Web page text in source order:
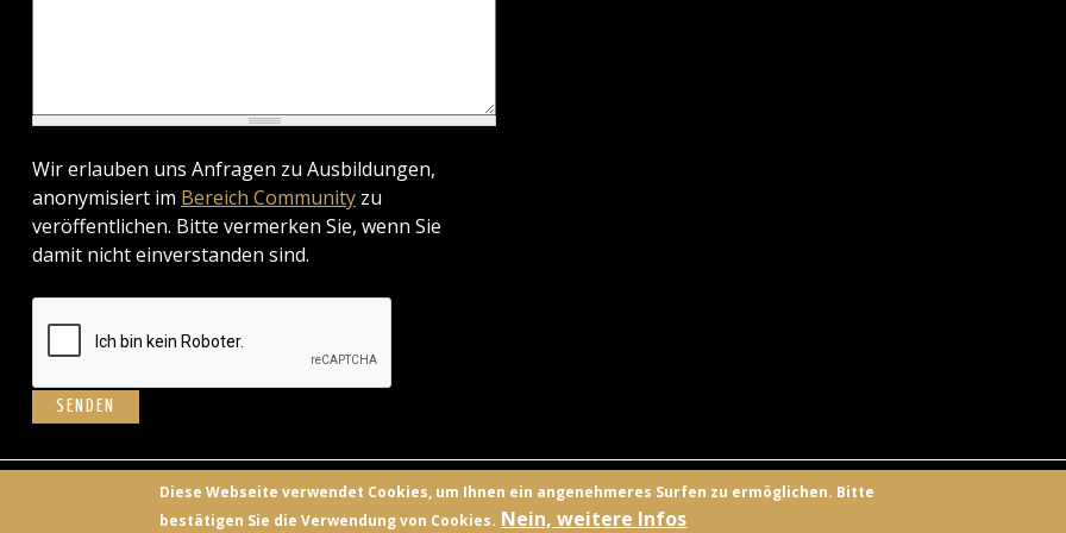
Wir erlauben uns Anfragen zu Ausbildungen,
anonymisiert im Bereich Communityzu
veröffentlichen. Bitte vermerken Sie, wenn Sie
damit nicht einverstanden sind.
BILDUNGSANBIETER KONTAKT FACEBOOK
Diese Webseite verwendet Cookies, um Ihnen ein angenehmeres Surfen zu ermöglichen. Bitte
bestätigen Sie die Verwendung von Cookies. Nein, weitere Infos